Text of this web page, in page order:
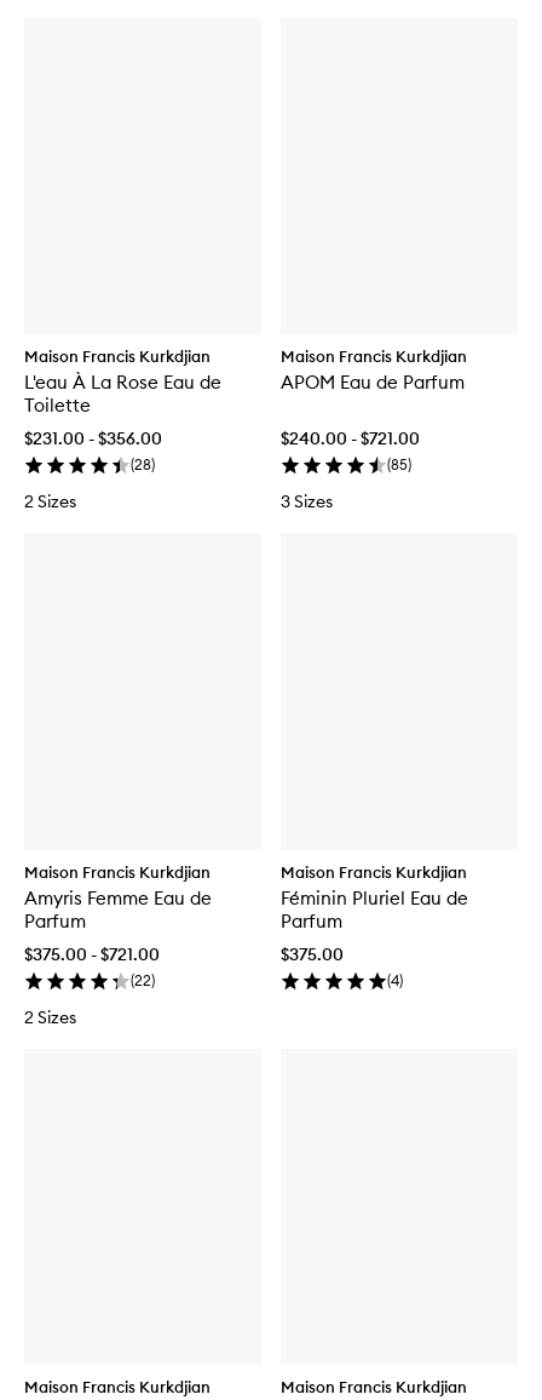
Maison Francis Kurkdjian
L'eau À La Rose Eau de
Toilette
$231.00 - $356.00
(28)
2 Sizes
Maison Francis Kurkdjian
APOM Eau de Parfum
$240.00 - $721.00
(85)
3 Sizes
Maison Francis Kurkdjian
Amyris Femme Eau de
Parfum
$375.00 - $721.00
(22)
2 Sizes
Maison Francis Kurkdjian
Féminin Pluriel Eau de
Parfum
$375.00
(4)
Maison Francis Kurkdjian Maison Francis Kurkdjian